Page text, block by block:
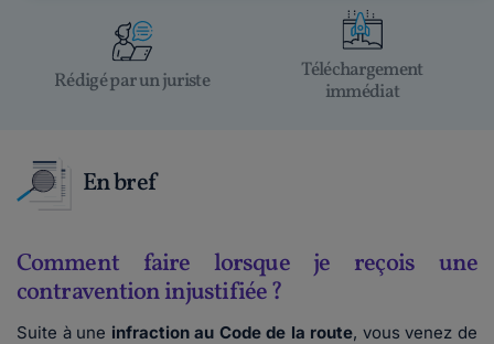
Rédigé par un juriste
Téléchargement
immédiat
En bref
Comment faire lorsque je reçois une
contravention injustifiée ?
Suite à une infraction au Code de la route, vous venez de